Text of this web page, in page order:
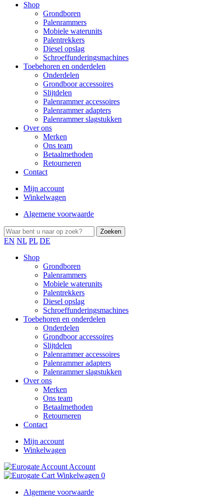
Shop
Grondboren
Palenrammers
Mobiele waterunits
Palentrekkers
Diesel opslag
Schroeffunderingsmachines
Toebehoren en onderdelen
Onderdelen
Grondboor accessoires
Slijtdelen
Palenrammer accessoires
Palenrammer adapters
Palenrammer slagstukken
Over ons
Merken
Ons team
Betaalmethoden
Retourneren
Contact
Mijn account
Winkelwagen
Algemene voorwaarde
EN NL PL DE
Shop
Grondboren
Palenrammers
Mobiele waterunits
Palentrekkers
Diesel opslag
Schroeffunderingsmachines
Toebehoren en onderdelen
Onderdelen
Grondboor accessoires
Slijtdelen
Palenrammer accessoires
Palenrammer adapters
Palenrammer slagstukken
Over ons
Merken
Ons team
Betaalmethoden
Retourneren
Contact
Mijn account
Winkelwagen
Account
Winkelwagen 0
Algemene voorwaarde